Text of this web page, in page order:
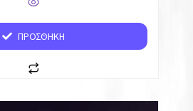
ΠΡΟΣΘΉΚΗ